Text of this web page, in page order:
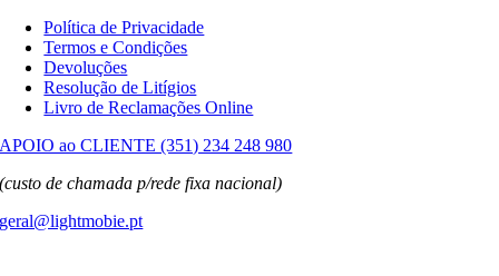
Política de Privacidade
Termos e Condições
Devoluções
Resolução de Litígios
Livro de Reclamações Online
APOIO ao CLIENTE (351) 234 248 980
(custo de chamada p/rede fixa nacional)
geral@lightmobie.pt